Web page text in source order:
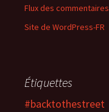
Flux des commentaires
Site de WordPress-FR
Étiquettes
#backtothestreet